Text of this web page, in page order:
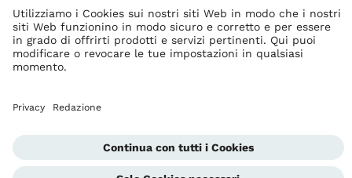
I diritti d' autore sono di Ottobock
Impostazioni relative alla protezione dei dati
Privacy
Unità di segnalazione